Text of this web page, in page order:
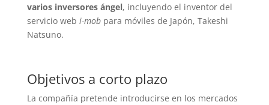
varios inversores ángel, incluyendo el inventor del
servicio web i-mobpara móviles de Japón, Takeshi
Natsuno.
Objetivos a corto plazo
La compañía pretende introducirse en los mercados